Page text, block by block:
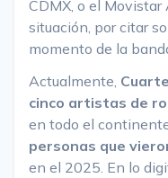
CDMX, o el
situación, por citar
momento de la
Actualmente,
cinco artistas de
en todo el
personas que
en el 2025. En lo